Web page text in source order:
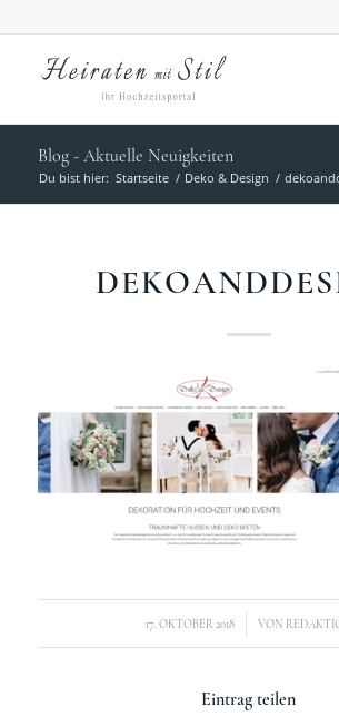
Blog - Aktuelle Neuigkeiten
Du bist hier: Startseite / Deko & Design /
17. OKTOBER 2018
/ VON
Eintrag teilen